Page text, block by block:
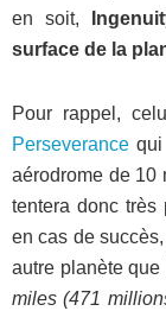
en soit,
surface de la
Pour rappel,
Perseverance
aérodrome de 10
tentera donc très
en cas de
autre planète
miles (471